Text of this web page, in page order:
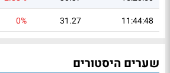
11:44:48
31.27
0%
שערים היסטורים